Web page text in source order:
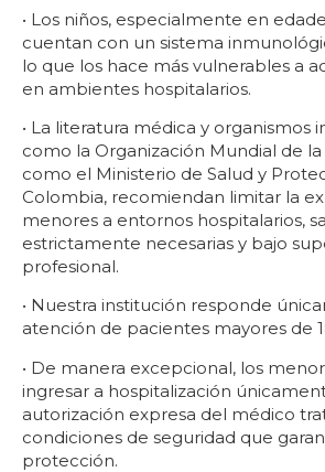
• Los niños, especialmente en
cuentan con un sistema
lo que los hace más vulnerables a
en ambientes hospitalarios.
• La literatura médica y organismos
como la Organización Mundial de la
como el Ministerio de Salud y
Colombia, recomiendan limitar la
menores a entornos hospitalarios,
estrictamente necesarias y bajo
profesional.
• Nuestra institución responde
atención de pacientes mayores de
• De manera excepcional, los
ingresar a hospitalización
autorización expresa del médico
condiciones de seguridad que
protección.